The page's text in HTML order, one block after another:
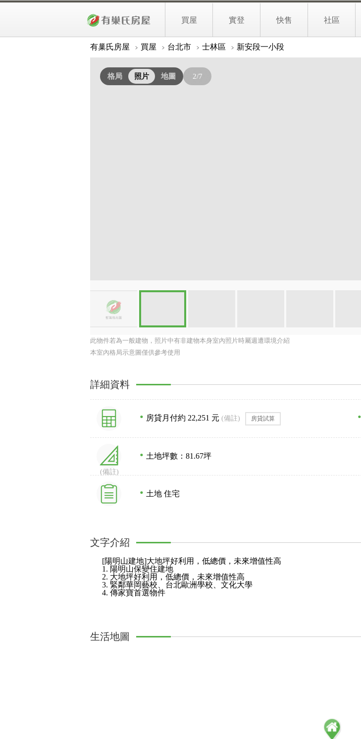
買屋 實登 快售 社區
有巢氏房屋
買屋 台北市 士林區 新安段一小段
格局 照片 地圖 2/7
此物件若為一般建物，照片中有非建物本身室內照片時屬週遭環境介紹
本室內格局示意圖僅供參考使用
詳細資料
房貸月付約 22,251 元 (備註) 房貸試算
(備註)
土地坪數：81.67坪
土地 住宅
文字介紹
[陽明山建地]大地坪好利用，低總價，未來增值性高
1. 陽明山保變住建地
2. 大地坪好利用，低總價，未來增值性高
3. 緊鄰華岡藝校、台北歐洲學校、文化大學
4. 傳家寶首選物件
生活地圖